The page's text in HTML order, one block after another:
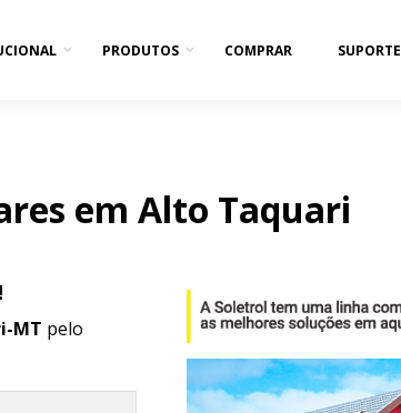
PRODUTOS COMPRAR SUPORTE
em Alto Taquari
MT pelo